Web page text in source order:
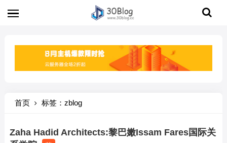
首页 标签：zblog
Zaha Hadid Architects:黎巴嫩Issam Fares国际关